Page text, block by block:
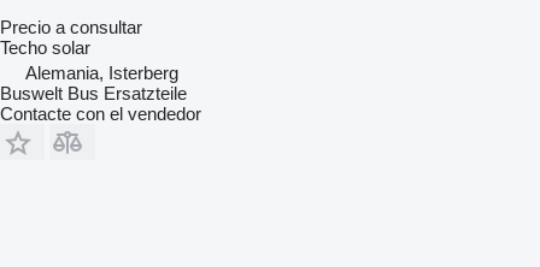
Precio a consultar
Techo solar
Alemania, Isterberg
Buswelt Bus Ersatzteile
Contacte con el vendedor